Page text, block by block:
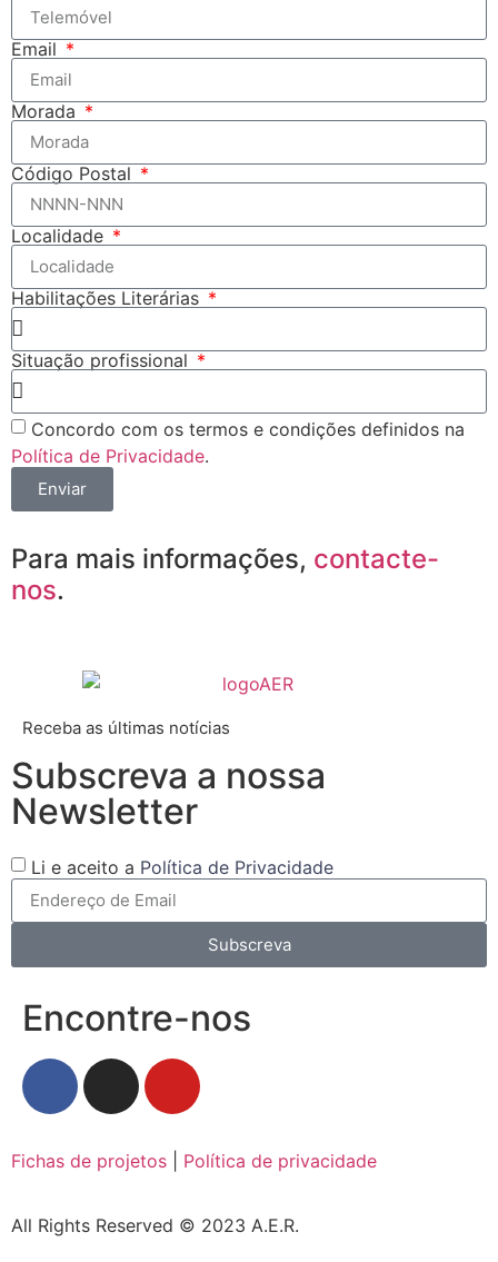
Email
Morada
Código Postal
Localidade
Habilitações Literárias
Situação profissional
Concordo com os termos e condições definidos na
Política de Privacidade.
Enviar
Para mais informações, contacte-
nos.
Receba as últimas notícias
Subscreva a nossa
Newsletter
Li e aceito a Política de Privacidade
Subscreva
Encontre-nos
Fichas de projetos Política de privacidade
All Rights Reserved © 2023 A.E.R.